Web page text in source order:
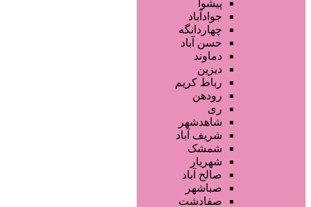
محصولات مو
محصولات آرایشی
تجهیزات سالن زیبایی
محصولات پوست
خدمات دندانپزشکی
سایر خدمات
پیشوا
جوادآباد
چهاردانگه
حسن آباد
دماوند
دیزین
رباط کریم
رودهن
ری
شاهدشهر
شریف آباد
شمشک
شهریار
صالح آباد
صباشهر
صفادشت